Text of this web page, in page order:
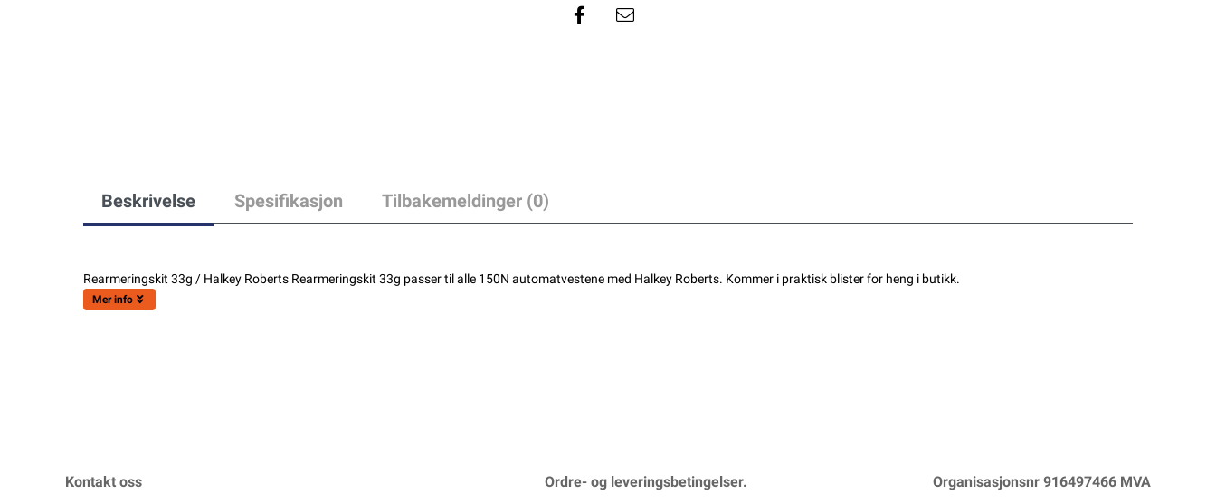
Beskrivelse Spesifikasjon Tilbakemeldinger (0)
Rearmeringskit 33g / Halkey Roberts Rearmeringskit 33g passer til alle 150N automatvestene med Halkey Roberts. Kommer i praktisk blister for heng i butikk.
Mer info
Kontakt oss Ordre- og leveringsbetingelser. Organisasjonsnr 916497466 MVA